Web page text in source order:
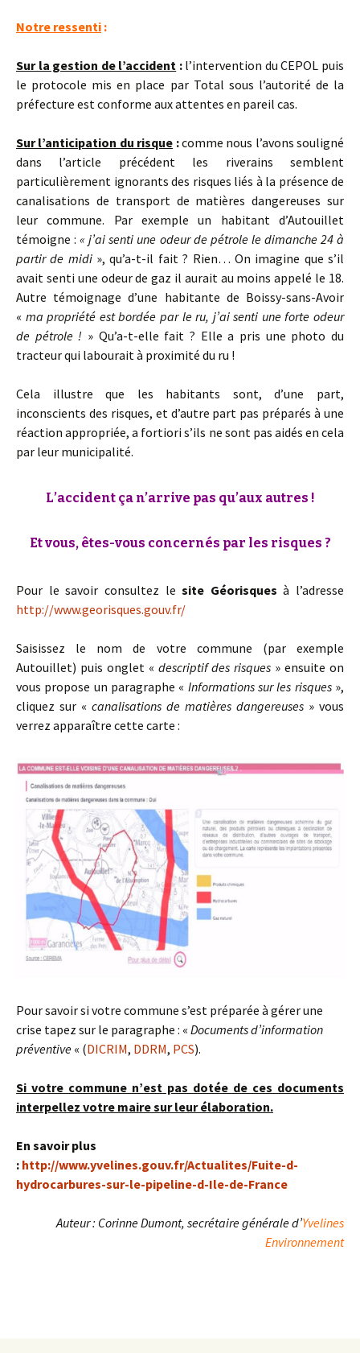
Notre ressenti :
Sur la gestion de l’accident :l’intervention du CEPOL puis
le protocole mis en place par Total sous l’autorité de la
préfecture est conforme aux attentes en pareil cas.
Sur l’anticipation du risque :comme nous l’avons souligné
dans l’article précédent les riverains semblent
particulièrement ignorants des risques liés à la présence de
canalisations de transport de matières dangereuses sur
leur commune. Par exemple un habitant d’Autouillet
témoigne :« j’ai senti une odeur de pétrole le dimanche 24 à
partir de midi», qu’a-t-il fait ? Rien… On imagine que s’il
avait senti une odeur de gaz il aurait au moins appelé le 18.
Autre témoignage d’une habitante de Boissy-sans-Avoir
« ma propriété est bordée par le ru, j’ai senti une forte odeur
de pétrole ! » Qu’a-t-elle fait ? Elle a pris une photo du
tracteur qui labourait à proximité du ru !
Cela illustre que les habitants sont, d’une part,
inconscients des risques, et d’autre part pas préparés à une
réaction appropriée, a fortiori s’ils ne sont pas aidés en cela
par leur municipalité.
L’accident ça n’arrive pas qu’aux autres !
Et vous, êtes-vous concernés par les risques ?
Pour le savoir consultez lesite Géorisques à l’adresse
http://www.georisques.gouv.fr/
Saisissez le nom de votre commune (par exemple
Autouillet) puis onglet « descriptif des risques » ensuite on
vous propose un paragraphe « Informations sur les risques»,
cliquez sur « canalisations de matières dangereuses » vous
verrez apparaître cette carte :
Pour savoir si votre commune s’est préparée à gérer une
crise tapez sur le paragraphe : « Documents d’information
préventive « (DICRIM, DDRM, PCS).
Si votre commune n’est pas dotée de ces documents
interpellez votre maire sur leur élaboration.
En savoir plus
: http://www.yvelines.gouv.fr/Actualites/Fuite-d-
hydrocarbures-sur-le-pipeline-d-Ile-de-France
Auteur : Corinne Dumont, secrétaire générale d’Yvelines
Environnement